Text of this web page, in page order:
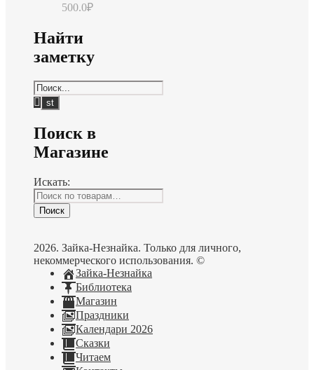
500.0₽
Найти
заметку
Поиск в
Магазине
Искать:
Поиск
2026. Зайка-Незнайка. Только для личного,
некоммерческого использования. ©
Зайка-Незнайка
Библиотека
Магазин
Праздники
Календари 2026
Сказки
Читаем